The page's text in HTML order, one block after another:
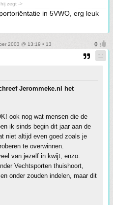
zegt ->
in 5VWO, erg leuk
2003 @ 13:19 • 13
Jerommeke.nl het
ook nog wat mensen die de
ik sinds begin dit jaar aan de
niet altijd even goed zoals je
te overwinnen.
van jezelf in kwijt, enzo.
Vechtsporten thuishoort,
onder zouden indelen, maar dit